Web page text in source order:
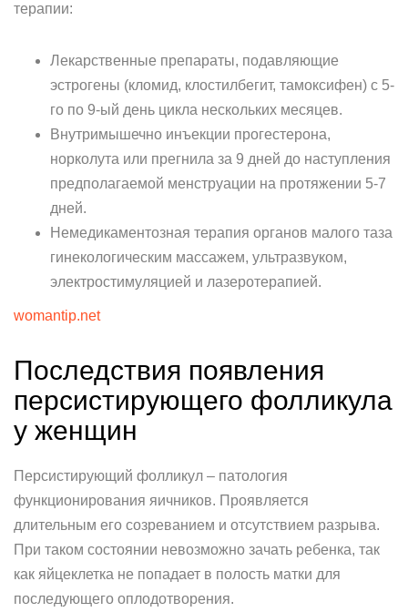
терапии:
Лекарственные препараты, подавляющие
эстрогены (кломид, клостилбегит, тамоксифен) с 5-
го по 9-ый день цикла нескольких месяцев.
Внутримышечно инъекции прогестерона,
норколута или прегнила за 9 дней до наступления
предполагаемой менструации на протяжении 5-7
дней.
Немедикаментозная терапия органов малого таза
гинекологическим массажем, ультразвуком,
электростимуляцией и лазеротерапией.
womantip.net
Последствия появления
персистирующего фолликула
у женщин
Персистирующий фолликул – патология
функционирования яичников. Проявляется
длительным его созреванием и отсутствием разрыва.
При таком состоянии невозможно зачать ребенка, так
как яйцеклетка не попадает в полость матки для
последующего оплодотворения.